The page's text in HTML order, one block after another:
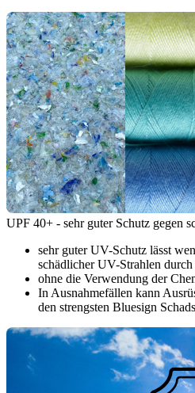
UPF 40+ - sehr guter Schutz gegen
sehr guter UV-Schutz lässt
schädlicher UV-Strahlen durch
ohne die Verwendung der
In Ausnahmefällen kann
den strengsten Bluesign